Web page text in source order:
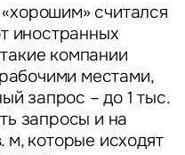
считался
иностранных
компании
местами,
запрос – до 1 тыс.
запросы и на
м, которые исходят